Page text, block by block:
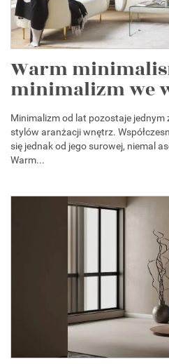
Warm
minimalizm we
Minimalizm od lat pozostaje jednym
stylów aranżacji wnętrz.
się jednak od jego surowej, niemal
Warm...